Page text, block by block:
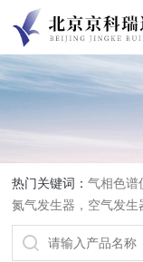
热门关键词：气相色谱
氮气发生器，空气发生
阀件、进样器、色谱
计，原子吸收分光光